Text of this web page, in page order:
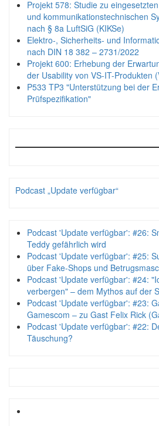
Projekt 578: Studie zu
und kommunikationstechnischen
nach § 8a LuftSiG (KIKSe)
Elektro-, Sicherheits- und
nach DIN 18 382 – 2731/2022
Projekt 600: Erhebung der
der Usability von VS-IT-Produkten
P533 TP3 "Unterstützung bei der
Prüfspezifikation"
Podcast „Update verfügbar“
Podcast 'Update verfügbar': #26:
Teddy gefährlich wird
Podcast 'Update verfügbar': #25:
über Fake-Shops und
Podcast 'Update verfügbar': #24:
verbergen" – dem Mythos auf der
Podcast 'Update verfügbar': #23:
Gamescom – zu Gast Felix Rick
Podcast 'Update verfügbar': #22:
Täuschung?